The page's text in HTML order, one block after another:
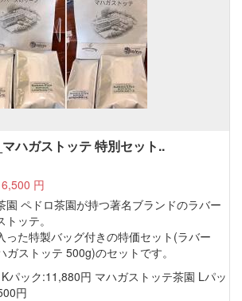
ハガストッテ 特別セット..
円
園 ペドロ茶園が持つ著名ブランドのラバー
ッテ。
った特製バッグ付きの特価セット(ラバー
ガストッテ 500g)のセットです。
パック:11,880円 マハガストッテ茶園 Lパッ
円